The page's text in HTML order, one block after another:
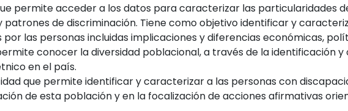
permite acceder a los datos para caracterizar las particularidades
de discriminación. Tiene como objetivo identificar y
por las personas incluidas implicaciones y diferencias económicas,
conocer la diversidad poblacional, a través de la identificación
en el país.
que permite identificar y caracterizar a las personas con
de esta población y en la focalización de acciones afirmativas